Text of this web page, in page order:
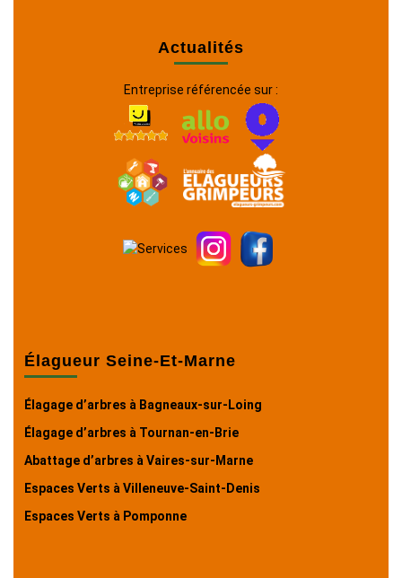
Actualités
Entreprise référencée sur :
Élagueur Seine-Et-Marne
Élagage d’arbres à Bagneaux-sur-Loing
Élagage d’arbres à Tournan-en-Brie
Abattage d’arbres à Vaires-sur-Marne
Espaces Verts à Villeneuve-Saint-Denis
Espaces Verts à Pomponne